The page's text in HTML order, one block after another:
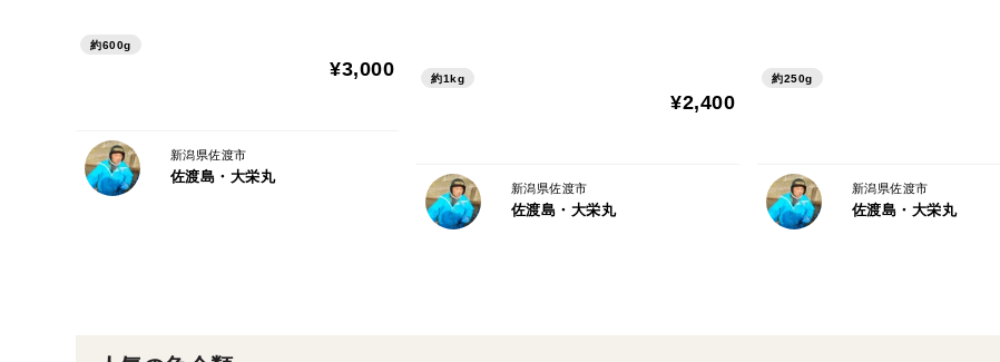
約600g
¥3,000
新潟県佐渡市
佐渡島・大栄丸
約1kg
¥2,400
新潟県佐渡市
佐渡島・大栄丸
約250g
新潟県佐渡市
佐渡島・大栄丸